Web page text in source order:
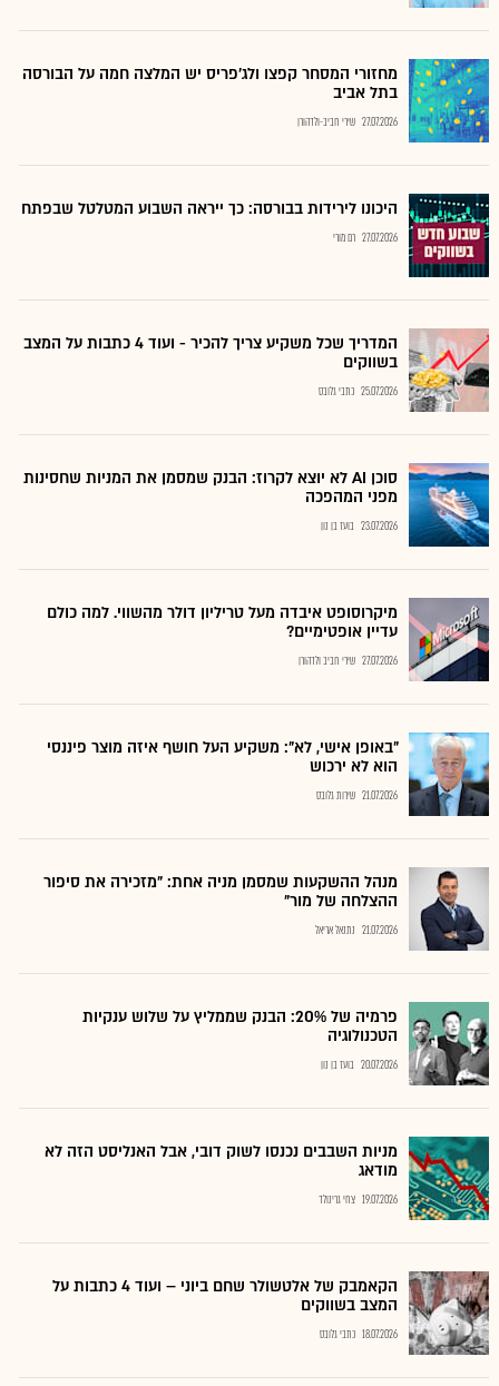
מחזורי המסחר קפצו ולג'פריס יש המלצה חמה על הבורסה
בתל אביב
27.07.2026 שירי חביב-ולדהורן
היכונו לירידות בבורסה: כך ייראה השבוע המטלטל שבפתח
27.07.2026 רם מורי
המדריך שכל משקיע צריך להכיר - ועוד 4 כתבות על המצב
בשווקים
25.07.2026 כתבי גלובס
סוכן AI לא יוצא לקרוז: הבנק שמסמן את המניות שחסינות
מפני המהפכה
23.07.2026 בועז בן נון
מיקרוסופט איבדה מעל טריליון דולר מהשווי. למה כולם
עדיין אופטימיים?
27.07.2026 שירי חביב ולדהורן
"באופן אישי, לא": משקיע העל חושף איזה מוצר פיננסי
הוא לא ירכוש
21.07.2026 שירות גלובס
מנהל ההשקעות שמסמן מניה אחת: "מזכירה את סיפור
ההצלחה של מור"
21.07.2026 נתנאל אריאל
פרמיה של 20%: הבנק שממליץ על שלוש ענקיות
הטכנולוגיה
20.07.2026 בועז בן נון
מניות השבבים נכנסו לשוק דובי, אבל האנליסט הזה לא
מודאג
19.07.2026 צחי גרינולד
הקאמבק של אלטשולר שחם ביוני – ועוד 4 כתבות על
המצב בשווקים
18.07.2026 כתבי גלובס